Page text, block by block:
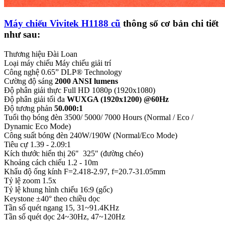
Máy chiếu Vivitek H1188 cũ thông số cơ bản chi tiết
như sau:
Thương hiệu Đài Loan
Loại máy chiếu Máy chiếu giải trí
Công nghệ 0.65” DLP® Technology
Cường độ sáng 2000 ANSI lumens
Độ phân giải thực Full HD 1080p (1920x1080)
Độ phân giải tối đa WUXGA (1920x1200) @60Hz
Độ tương phản 50.000:1
Tuổi thọ bóng đèn 3500/ 5000/ 7000 Hours (Normal / Eco /
Dynamic Eco Mode)
Công suất bóng đèn 240W/190W (Normal/Eco Mode)
Tiêu cự 1.39 - 2.09:1
Kích thước hiển thị 26" ­ 325" (đường chéo)
Khoảng cách chiếu 1.2 - 10m
Khẩu độ ống kính F=2.418-2.97, f=20.7-31.05mm
Tỷ lệ zoom 1.5x
Tỷ lệ khung hình chiếu 16:9 (gốc)
Keystone ±40° theo chiều dọc
Tần số quét ngang 15, 31~91.4KHz
Tần số quét dọc 24~30Hz, 47~120Hz